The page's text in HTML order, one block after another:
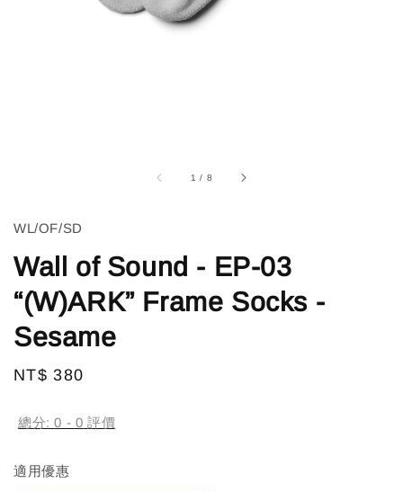
1 / 8
WL/OF/SD
Wall of Sound - EP-03
“(W)ARK” Frame Socks -
Sesame
Regular
NT$ 380
總分:0 - 0 評價
適用優惠